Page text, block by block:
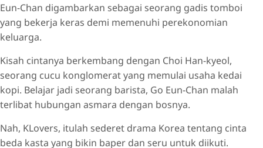
Eun-Chan digambarkan sebagai seorang gadis tomboi
yang bekerja keras demi memenuhi perekonomian
keluarga.
Kisah cintanya berkembang dengan Choi Han-kyeol,
seorang cucu konglomerat yang memulai usaha kedai
kopi. Belajar jadi seorang barista, Go Eun-Chan malah
terlibat hubungan asmara dengan bosnya.
Nah, KLovers, itulah sederet drama Korea tentang cinta
beda kasta yang bikin baper dan seru untuk diikuti.